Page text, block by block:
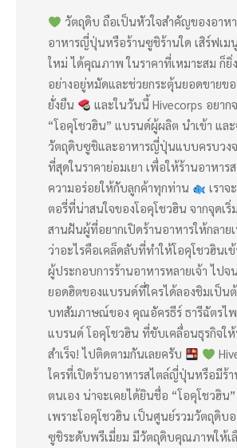
วัตถุดิบ ถือเป็นหัวใจสำคัญของอาห
อาหารญี่ปุ่นหรือร้านซูชิร้านใด เสิร์ฟเม
ใหม่ ได้คุณภาพ ในราคาที่เหมาะสม ก็ยิ่
อย่างอยู่หมัดและช่วยกระตุ้นยอดขายขอ
ยั่งยืน
และในวันนี้ Hivecorps อยาก
“โอคุโชวฮิน” แบรนด์ผู้ผลิต นำเข้า แล
วัตถุดิบซูชิและอาหารญี่ปุ่นแบบครบวง
ที่สุดในราคาย่อมเยา เพื่อให้ร้านอาหาร
ความอร่อยให้กับลูกค้าทุกท่าน
เราจ
ตอรี่ที่น่าสนใจของโอคุโชวฮิน จากจุดเ
สานฝันผู้ที่อยากเปิดร้านอาหารให้กลาย
ว่าอะไรคือเคล็ดลับที่ทำให้โอคุโชวฮินเ
ผู้ประกอบการร้านอาหารหลายเจ้า ไป
ยอดฮิตของแบรนด์ที่ใครได้ลองชิมเป็น
บทสัมภาษณ์ของ คุณอัครธีร์ ธารีฉัตรไพ
แบรนด์ โอคุโชวฮิน ที่ขับเคลื่อนธุรกิจใ
สำเร็จ! ไปติดตามกันเลยครับ
ใครที่เปิดร้านอาหารสไตล์ญี่ปุ่นหรือมีร้
ตนเอง น่าจะเคยได้ยินชื่อ “โอคุโชวฮิน
เพราะโอคุโชวฮิน เป็นศูนย์รวมวัตถุดิบ
ซูชิระดับพรีเมี่ยม มีวัตถุดิบคุณภาพให้เ